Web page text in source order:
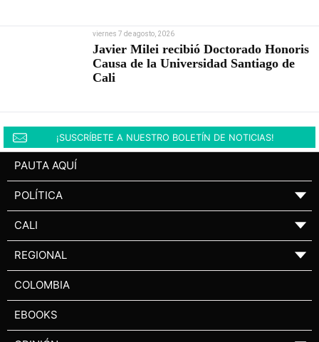
viernes 7 de agosto, 2026
Javier Milei recibió Doctorado Honoris
Causa de la Universidad Santiago de
Cali
¡SUSCRÍBETE A NUESTRO BOLETÍN DE NOTICIAS!
PAUTA AQUÍ
POLÍTICA ▼
CALI ▼
REGIONAL ▼
COLOMBIA
EBOOKS